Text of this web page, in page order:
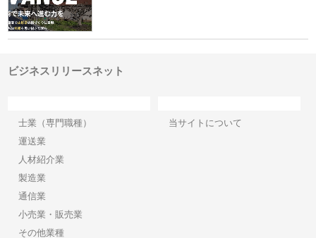
ビジネスリリースネット
士業（専門職種）
運送業
人材紹介業
製造業
通信業
小売業・販売業
その他業種
当サイトについて